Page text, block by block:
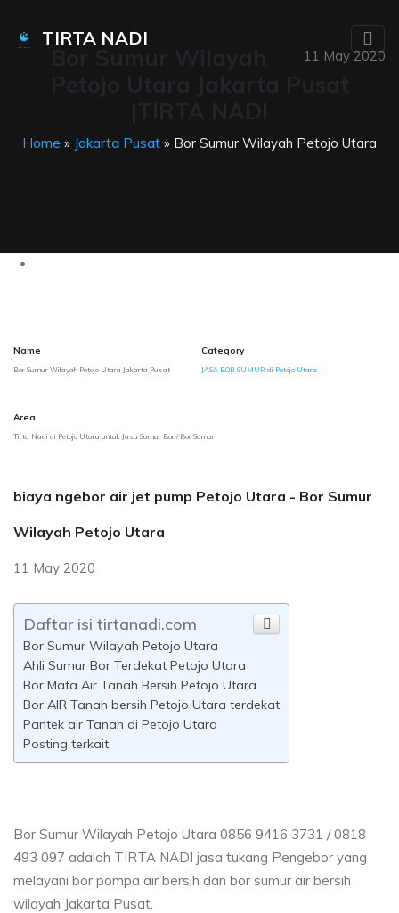
TIRTA NADI
11 May 2020
Home » Jakarta Pusat » Bor Sumur Wilayah Petojo Utara
Name
Bor Sumur Wilayah Petojo Utara Jakarta Pusat
Category
JASA BOR SUMUR di Petojo Utara
Area
Tirta Nadi di Petojo Utara untuk Jasa Sumur Bor / Bor Sumur
biaya ngebor air jet pump Petojo Utara - Bor Sumur
Wilayah Petojo Utara
11 May 2020
Daftar isi tirtanadi.com
Bor Sumur Wilayah Petojo Utara
Ahli Sumur Bor Terdekat Petojo Utara
Bor Mata Air Tanah Bersih Petojo Utara
Bor AIR Tanah bersih Petojo Utara terdekat
Pantek air Tanah di Petojo Utara
Posting terkait:
Bor Sumur Wilayah Petojo Utara 0856 9416 3731 / 0818
493 097 adalah TIRTA NADI jasa tukang Pengebor yang
melayani bor pompa air bersih dan bor sumur air bersih
wilayah Jakarta Pusat.